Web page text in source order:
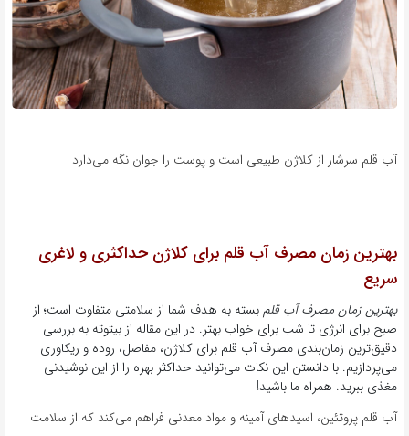
آب قلم سرشار از کلاژن طبیعی است و پوست را جوان نگه می‌دارد
بهترین زمان مصرف آب قلم برای کلاژن حداکثری و لاغری
سریع
بهترین زمان مصرف آب قلمبسته به هدف شما از سلامتی متفاوت است؛ از
صبح برای انرژی تا شب برای خواب بهتر. در این مقاله از بیتوته به بررسی
دقیق‌ترین زمان‌بندی مصرف آب قلم برای کلاژن، مفاصل، روده و ریکاوری
می‌پردازیم. با دانستن این نکات می‌توانید حداکثر بهره را از این نوشیدنی
مغذی ببرید. همراه ما باشید!
آب قلم پروتئین، اسیدهای آمینه و مواد معدنی فراهم می‌کند که از سلامت